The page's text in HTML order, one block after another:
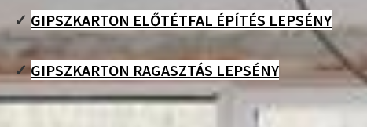
✓ GIPSZKARTON ELŐTÉTFAL ÉPÍTÉS LEPSÉNY
✓GIPSZKARTON RAGASZTÁS LEPSÉNY